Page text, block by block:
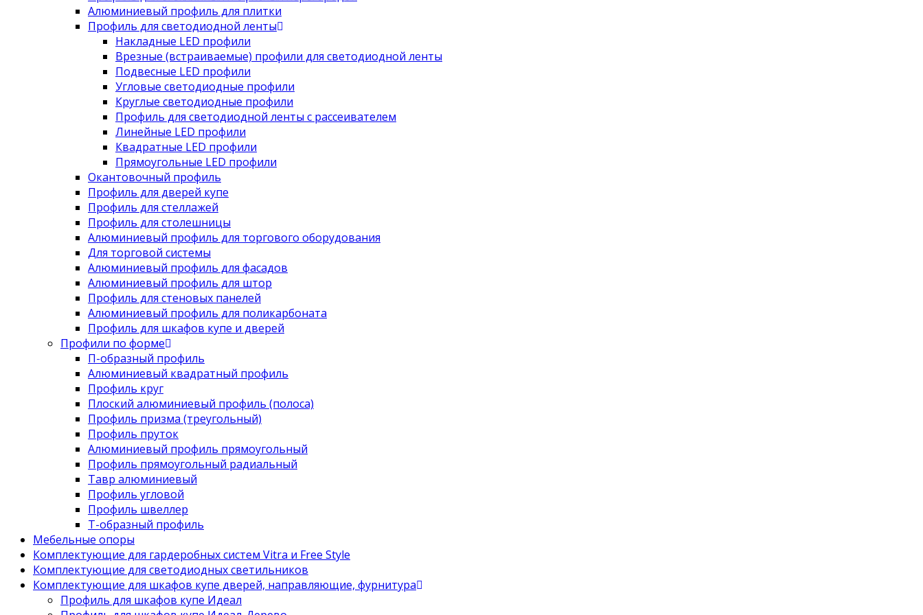
Алюминиевый профиль для плитки
Профиль для светодиодной ленты
Накладные LED профили
Врезные (встраиваемые) профили для светодиодной ленты
Подвесные LED профили
Угловые светодиодные профили
Круглые светодиодные профили
Профиль для светодиодной ленты с рассеивателем
Линейные LED профили
Квадратные LED профили
Прямоугольные LED профили
Окантовочный профиль
Профиль для дверей купе
Профиль для стеллажей
Профиль для столешницы
Алюминиевый профиль для торгового оборудования
Для торговой системы
Алюминиевый профиль для фасадов
Алюминиевый профиль для штор
Профиль для стеновых панелей
Алюминиевый профиль для поликарбоната
Профиль для шкафов купе и дверей
Профили по форме
П-образный профиль
Алюминиевый квадратный профиль
Профиль круг
Плоский алюминиевый профиль (полоса)
Профиль призма (треугольный)
Профиль пруток
Алюминиевый профиль прямоугольный
Профиль прямоугольный радиальный
Тавр алюминиевый
Профиль угловой
Профиль швеллер
Т-образный профиль
Мебельные опоры
Комплектующие для гардеробных систем Vitra и Free Style
Комплектующие для светодиодных светильников
Комплектующие для шкафов купе дверей, направляющие, фурнитура
Профиль для шкафов купе Идеал